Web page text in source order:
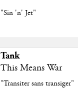
"Sin 'n' Jet"
Tank
This Means War
"Transiter sans transiger"